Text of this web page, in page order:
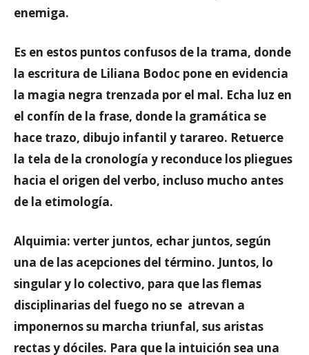
enemiga.
Es en estos puntos confusos de la trama, donde
la escritura de Liliana Bodoc pone en evidencia
la magia negra trenzada por el mal. Echa luz en
el confín de la frase, donde la gramática se
hace trazo, dibujo infantil y tarareo. Retuerce
la tela de la cronología y reconduce los pliegues
hacia el origen del verbo, incluso mucho antes
de la etimología.
Alquimia: verter juntos, echar juntos, según
una de las acepciones del término. Juntos, lo
singular y lo colectivo, para que las flemas
disciplinarias del fuego no se atrevan a
imponernos su marcha triunfal, sus aristas
rectas y dóciles. Para que la intuición sea una